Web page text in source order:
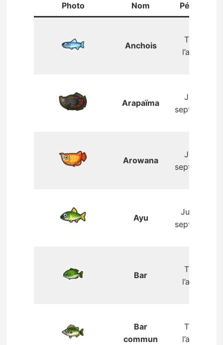
Photo Nom Période
Anchois
Toute
l’année
Arapaïma
Juin –
septembre
Arowana
Juin –
septembre
Ayu
Juillet –
septembre
Bar
Toute
l’année
Bar
commun
Toute
l’année